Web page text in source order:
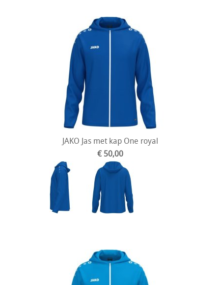
JAKO Jas met kap One royal
€ 50,00